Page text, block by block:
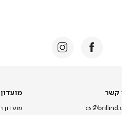
קשר
מועדון
מועדון